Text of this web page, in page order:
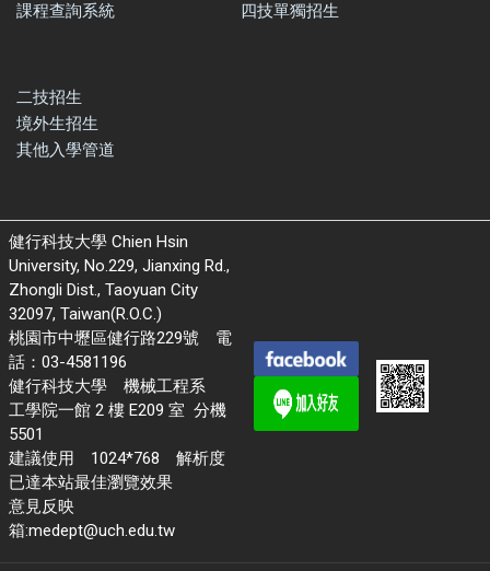
課程查詢系統
四技單獨招生
二技招生
境外生招生
其他入學管道
健行科技大學 Chien Hsin
University, No.229, Jianxing Rd.,
Zhongli Dist., Taoyuan City
32097, Taiwan(R.O.C.)
桃園市中壢區健行路229號 電
話：03-4581196
健行科技大學 機械工程系
工學院一館 2 樓 E209 室 分機
5501
建議使用 1024*768 解析度
已達本站最佳瀏覽效果
意見反映
箱:medept@uch.edu.tw